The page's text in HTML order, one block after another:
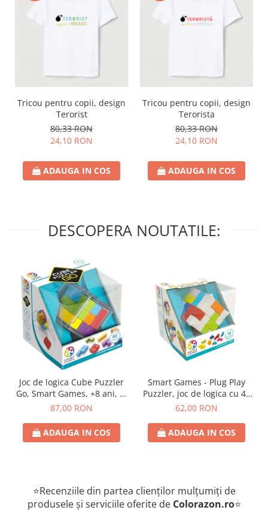
Tricou pentru copii, design
Terorist
80,33 RON
24,10 RON
ADAUGA IN COS
Tricou pentru copii, design
Terorista
80,33 RON
24,10 RON
ADAUGA IN COS
DESCOPERA NOUTATILE:
Joc de logica Cube Puzzler
Go, Smart Games, +8 ani, lb
romana
87,00 RON
ADAUGA IN COS
Smart Games - Plug Play
Puzzler, joc de logica cu 48
de provocari, 6+ ani, lb
62,00 RON
ADAUGA IN COS
⭐Recenziile din partea clienților mulțumiți de
produsele și serviciile oferite de Colorazon.ro⭐